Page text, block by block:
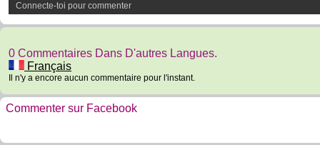
Connecte-toi pour commenter
0 Commentaires Dans D'autres Langues.
Français
Il n'y a encore aucun commentaire pour l'instant.
Commenter sur Facebook